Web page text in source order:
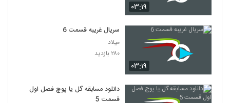
۰۳:۱۹
۰۳:۱۹
سریال غریبه قسمت 6
میلاد
۲۸۰ بازدید
دانلود مسابقه گل یا پوچ فصل اول
قسمت 5